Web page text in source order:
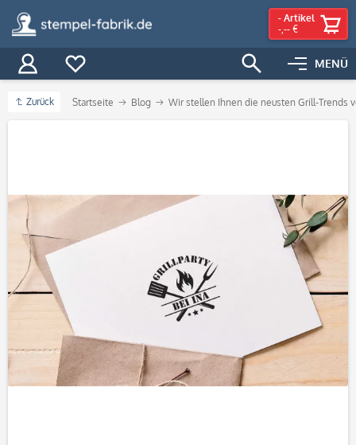
MENÜ
- Artikel
-,-- €
Zurück Startseite Blog Wir stellen Ihnen die neusten Grill-Trends